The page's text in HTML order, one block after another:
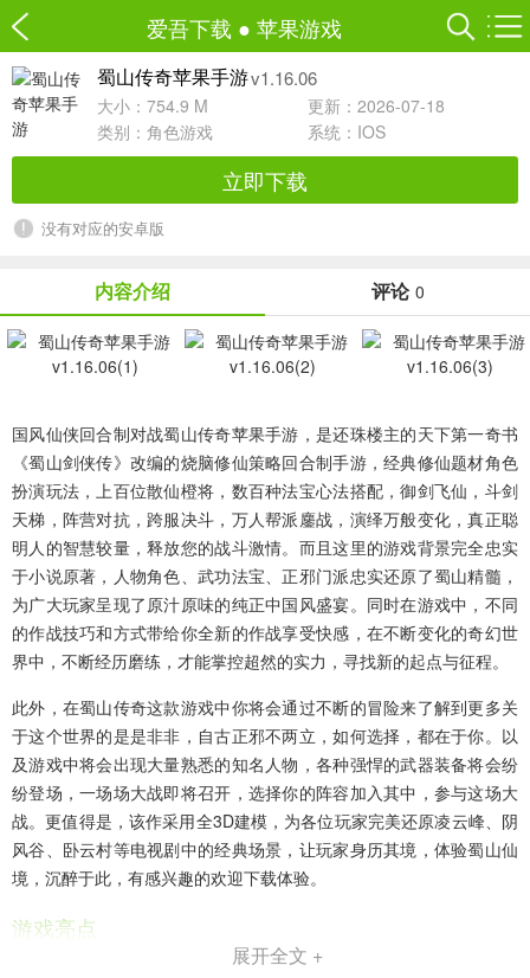
爱吾下载 ● 苹果游戏
蜀山传奇苹果手游v1.16.06
大小：754.9 M
更新：2026-07-18
类别： 角色游戏 系统：IOS
立即下载
没有对应的安卓版
内容介绍 评论 0
国风仙侠回合制对战蜀山传奇苹果手游 ，是还珠楼主的天下第一奇书
《蜀山剑侠传》改编的烧脑修仙策略回合制手游，经典修仙题材角色
扮演玩法，上百位散仙橙将，数百种法宝心法搭配，御剑飞仙，斗剑
天梯，阵营对抗，跨服决斗，万人帮派鏖战，演绎万般变化，真正聪
明人的智慧较量，释放您的战斗激情。而且这里的游戏背景完全忠实
于小说原著，人物角色、武功法宝、正邪门派忠实还原了蜀山精髓，
为广大玩家呈现了原汁原味的纯正中国风盛宴。同时在游戏中，不同
的作战技巧和方式带给你全新的作战享受快感，在不断变化的奇幻世
界中，不断经历磨练，才能掌控超然的实力，寻找新的起点与征程。
此外，在蜀山传奇这款游戏中你将会通过不断的冒险来了解到更多关
于这个世界的是是非非，自古正邪不两立，如何选择，都在于你。以
及游戏中将会出现大量熟悉的知名人物，各种强悍的武器装备将会纷
纷登场，一场场大战即将召开，选择你的阵容加入其中，参与这场大
战。更值得是，该作采用全3D建模，为各位玩家完美还原凌云峰、阴
风谷、卧云村等电视剧中的经典场景，让玩家身历其境，体验蜀山仙
境，沉醉于此，有感兴趣的欢迎下载体验。
游戏亮点
1、各种神级的灵兽灵宠，绚丽的时装，超阶的武器，体验不一样的精
展开全文 +